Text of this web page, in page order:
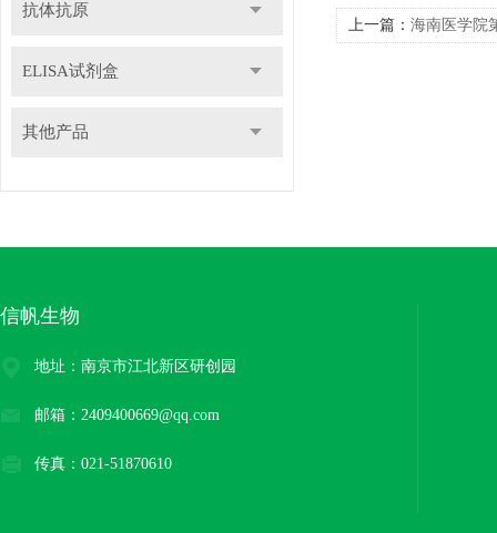
抗体抗原
ELISA试剂盒
其他产品
上一篇： 海南医学院
信帆生物
地址：南京市江北新区研创园
邮箱：2409400669@qq.com
传真：021-51870610